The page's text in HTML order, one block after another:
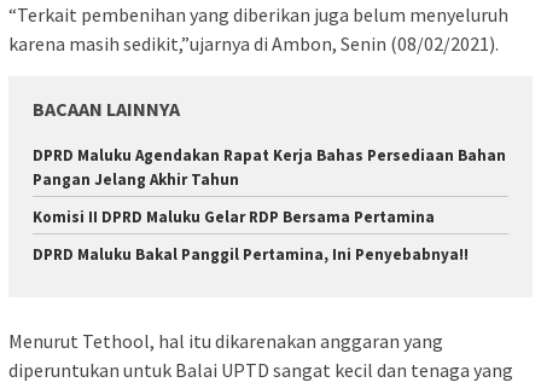
“Terkait pembenihan yang diberikan juga belum menyeluruh
karena masih sedikit,”ujarnya di Ambon, Senin (08/02/2021).
BACAAN LAINNYA
DPRD Maluku Agendakan Rapat Kerja Bahas Persediaan Bahan
Pangan Jelang Akhir Tahun
Komisi II DPRD Maluku Gelar RDP Bersama Pertamina
DPRD Maluku Bakal Panggil Pertamina, Ini Penyebabnya!!
Menurut Tethool, hal itu dikarenakan anggaran yang
diperuntukan untuk Balai UPTD sangat kecil dan tenaga yang